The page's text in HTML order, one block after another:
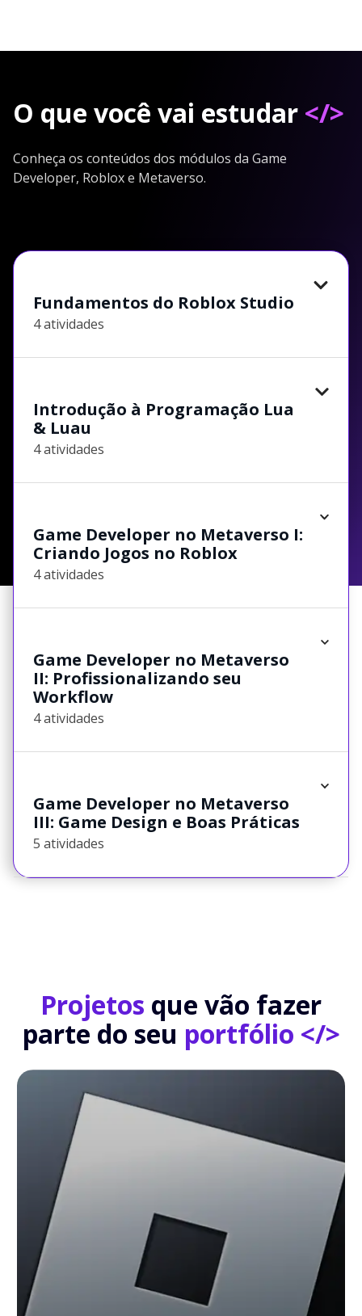
O que você vai estudar </>
Conheça os conteúdos dos módulos da Game
Developer, Roblox e Metaverso.
Fundamentos do Roblox Studio
4 atividades
Introdução à Programação Lua
& Luau
4 atividades
Game Developer no Metaverso I:
Criando Jogos no Roblox
4 atividades
Game Developer no Metaverso
II: Profissionalizando seu
Workflow
4 atividades
Game Developer no Metaverso
III: Game Design e Boas Práticas
5 atividades
Projetos que vão fazer
parte do seu portfólio </>